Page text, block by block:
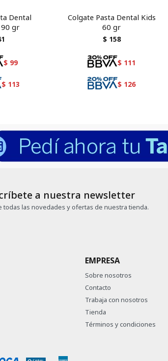
Dental
90 gr
$ 99
$ 113
Colgate Pasta Dental Kids
60 gr
$ 158
$ 111
$ 126
a nuestra newsletter
todas las novedades y ofertas de nuestra tienda.
EMPRESA
Sobre nosotros
Contacto
Trabaja con nosotros
Tienda
Términos y condiciones